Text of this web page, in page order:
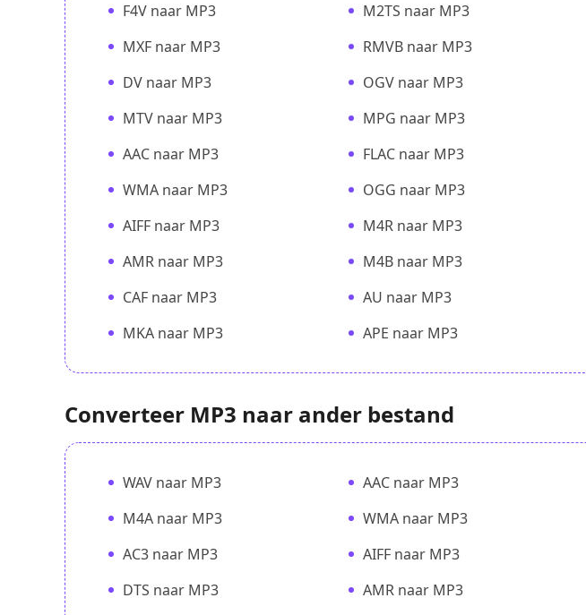
F4V naar MP3
M2TS naar MP3
MXF naar MP3
RMVB naar MP3
DV naar MP3
OGV naar MP3
MTV naar MP3
MPG naar MP3
AAC naar MP3
FLAC naar MP3
WMA naar MP3
OGG naar MP3
AIFF naar MP3
M4R naar MP3
AMR naar MP3
M4B naar MP3
CAF naar MP3
AU naar MP3
MKA naar MP3
APE naar MP3
Converteer MP3 naar ander bestand
WAV naar MP3 AAC naar MP3
M4A naar MP3
WMA naar MP3
AC3 naar MP3
AIFF naar MP3
DTS naar MP3
AMR naar MP3